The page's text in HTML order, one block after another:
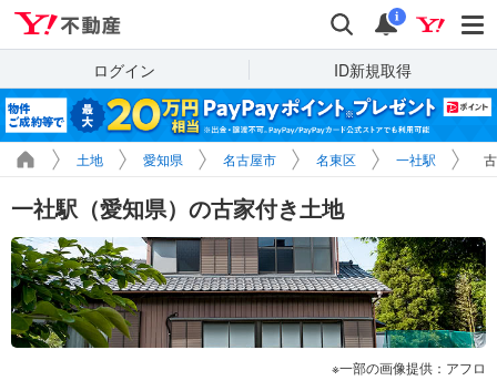
検索 通知
i
ログイン ID新規取得
土地 愛知県 名古屋市 名東区 一社駅
一社駅（愛知県）の古家付き土地
一部の画像提供：アフロ